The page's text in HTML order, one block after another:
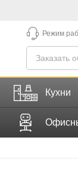
Режим
Кухни